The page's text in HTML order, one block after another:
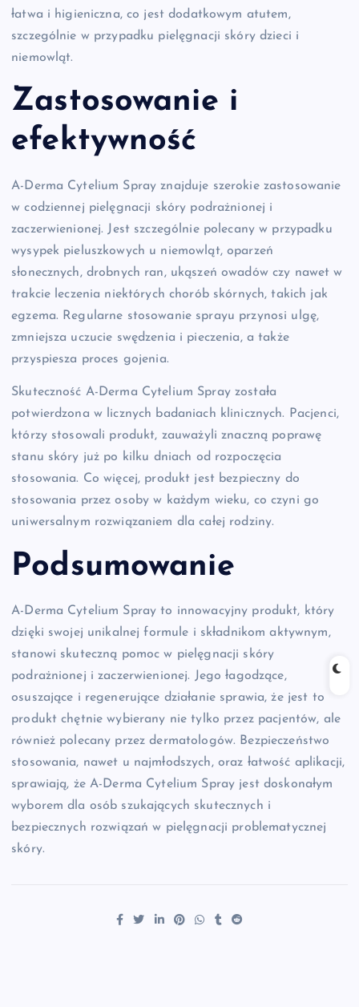
łatwa i higieniczna, co jest dodatkowym atutem,
szczególnie w przypadku pielęgnacji skóry dzieci i
niemowląt.
Zastosowanie i
efektywność
A-Derma Cytelium Spray znajduje szerokie zastosowanie
w codziennej pielęgnacji skóry podrażnionej i
zaczerwienionej. Jest szczególnie polecany w przypadku
wysypek pieluszkowych u niemowląt, oparzeń
słonecznych, drobnych ran, ukąszeń owadów czy nawet w
trakcie leczenia niektórych chorób skórnych, takich jak
egzema. Regularne stosowanie sprayu przynosi ulgę,
zmniejsza uczucie swędzenia i pieczenia, a także
przyspiesza proces gojenia.
Skuteczność A-Derma Cytelium Spray została
potwierdzona w licznych badaniach klinicznych. Pacjenci,
którzy stosowali produkt, zauważyli znaczną poprawę
stanu skóry już po kilku dniach od rozpoczęcia
stosowania. Co więcej, produkt jest bezpieczny do
stosowania przez osoby w każdym wieku, co czyni go
uniwersalnym rozwiązaniem dla całej rodziny.
Podsumowanie
A-Derma Cytelium Spray to innowacyjny produkt, który
dzięki swojej unikalnej formule i składnikom aktywnym,
stanowi skuteczną pomoc w pielęgnacji skóry
podrażnionej i zaczerwienionej. Jego łagodzące,
osuszające i regenerujące działanie sprawia, że jest to
produkt chętnie wybierany nie tylko przez pacjentów, ale
również polecany przez dermatologów. Bezpieczeństwo
stosowania, nawet u najmłodszych, oraz łatwość aplikacji,
sprawiają, że A-Derma Cytelium Spray jest doskonałym
wyborem dla osób szukających skutecznych i
bezpiecznych rozwiązań w pielęgnacji problematycznej
skóry.